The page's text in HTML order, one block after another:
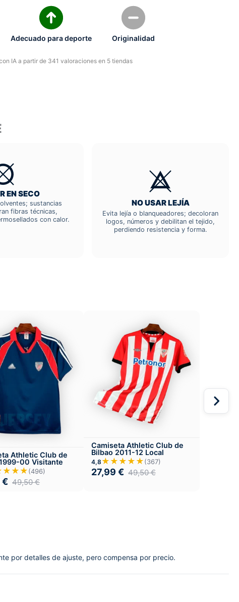
Adecuado para deporte Originalidad
IA a partir de 341 valoraciones en 5 tiendas
EN SECO
sustancias
fibras técnicas,
con calor.
NO USAR LEJÍA
Evita lejía o blanqueadores; decoloran
logos, números y debilitan el tejido,
perdiendo resistencia y forma.
Athletic Club de
00 Visitante
(496)
€ 49,50€
Camiseta Athletic Club de
Bilbao 2011-12 Local
4,8 ★★★★★(367)
27,99 € 49,50€
por detalles de ajuste, pero compensa por precio.